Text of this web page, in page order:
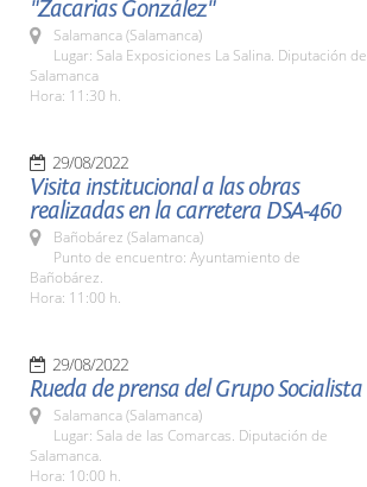
"Zacarias González"
Salamanca (Salamanca)
Lugar: Sala Exposiciones La Salina. Diputación de
Salamanca
Hora: 11:30 h.
29/08/2022
Visita institucional a las obras
realizadas en la carretera DSA-460
Bañobárez (Salamanca)
Punto de encuentro: Ayuntamiento de
Bañobárez.
Hora: 11:00 h.
29/08/2022
Rueda de prensa del Grupo Socialista
Salamanca (Salamanca)
Lugar: Sala de las Comarcas. Diputación de
Salamanca.
Hora: 10:00 h.